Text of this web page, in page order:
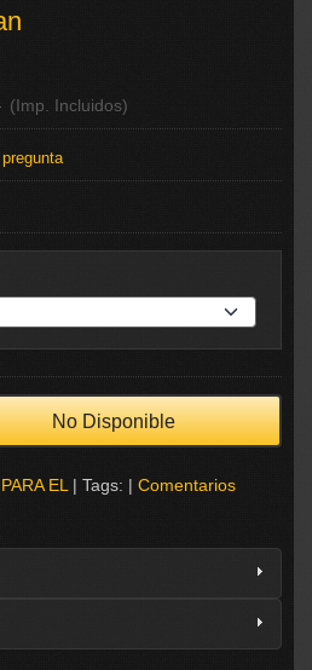
(Imp. Incluidos)
No Disponible
EL | Tags: | Comentarios